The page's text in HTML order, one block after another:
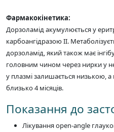
Фармакокінетика:
Дорзоламід акумулюється у
карбоангідразою II.
дорзоламід, який також має
головним чином через нирки у
у плазмі залишається низькою, а
близько 4 місяців.
Показання до
Лікування open-angle